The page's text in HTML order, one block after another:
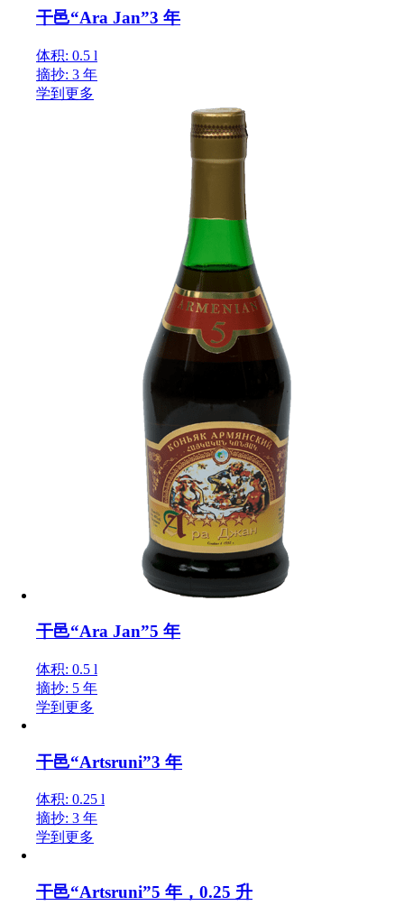
干邑“Ara Jan”3 年
体积: 0.5 l
摘抄: 3 年
学到更多
干邑“Ara Jan”5 年
体积: 0.5 l
摘抄: 5 年
学到更多
干邑“Artsruni”3 年
体积: 0.25 l
摘抄: 3 年
学到更多
干邑“Artsruni”5 年，0.25 升